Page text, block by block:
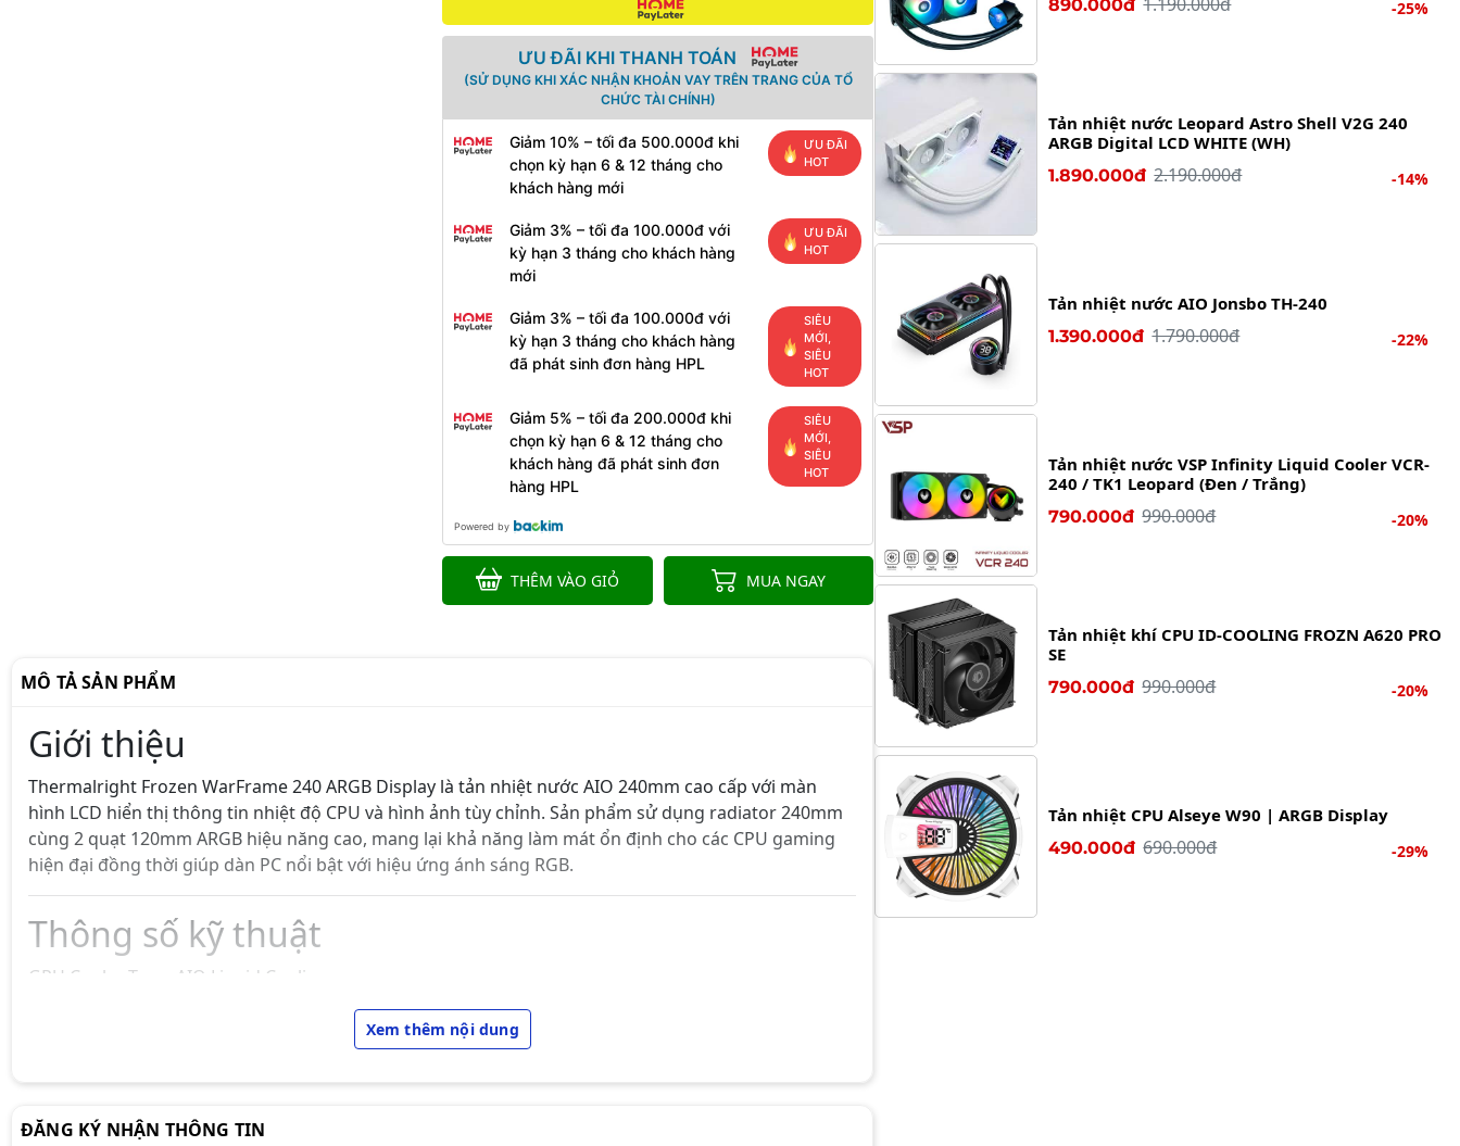
ƯU ĐÃI KHI THANH TOÁN
(SỬ DỤNG KHI XÁC NHẬN KHOẢN VAY TRÊN TRANG CỦA TỔ
CHỨC TÀI CHÍNH)
Giảm 10% – tối đa 500.000đ khi
chọn kỳ hạn 6 & 12 tháng cho
khách hàng mới
ƯU ĐÃI
HOT
Giảm 3% – tối đa 100.000đ với
kỳ hạn 3 tháng cho khách hàng
mới
ƯU ĐÃI
HOT
Giảm 3% – tối đa 100.000đ với
kỳ hạn 3 tháng cho khách hàng
đã phát sinh đơn hàng HPL
SIÊU
MỚI,
SIÊU
HOT
Giảm 5% – tối đa 200.000đ khi
chọn kỳ hạn 6 & 12 tháng cho
khách hàng đã phát sinh đơn
hàng HPL
SIÊU
MỚI,
SIÊU
HOT
Powered by
THÊM VÀO GIỎ MUA NGAY
MÔ TẢ SẢN PHẨM
Giới thiệu
Thermalright Frozen WarFrame 240 ARGB Display là tản nhiệt nước AIO 240mm cao cấp với màn
hình LCD hiển thị thông tin nhiệt độ CPU và hình ảnh tùy chỉnh. Sản phẩm sử dụng radiator 240mm
cùng 2 quạt 120mm ARGB hiệu năng cao, mang lại khả năng làm mát ổn định cho các CPU gaming
hiện đại đồng thời giúp dàn PC nổi bật với hiệu ứng ánh sáng RGB.
Thông số kỹ thuật
GPU Cooler Type: AIO Liquid Cooling
Xem thêm nội dung
ĐĂNG KÝ NHẬN THÔNG TIN
890.000đ -25%
Tản nhiệt nước Leopard Astro Shell V2G 240
ARGB Digital LCD WHITE (WH)
1.890.000đ 2.190.000đ -14%
Tản nhiệt nước AIO Jonsbo TH-240
1.390.000đ 1.790.000đ -22%
Tản nhiệt nước VSP Infinity Liquid Cooler VCR-
240 / TK1 Leopard (Đen / Trắng)
790.000đ 990.000đ -20%
Tản nhiệt khí CPU ID-COOLING FROZN A620 PRO
SE
790.000đ 990.000đ -20%
Tản nhiệt CPU Alseye W90 | ARGB Display
490.000đ 690.000đ -29%